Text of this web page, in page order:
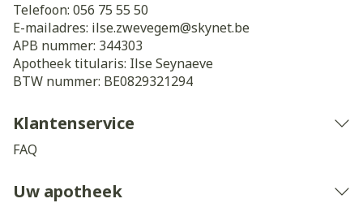
Telefoon: 056 75 55 50
E-mailadres: ilse.zwevegem@skynet.be
APB nummer: 344303
Apotheek titularis: Ilse Seynaeve
BTW nummer: BE0829321294
Klantenservice
FAQ
Uw apotheek